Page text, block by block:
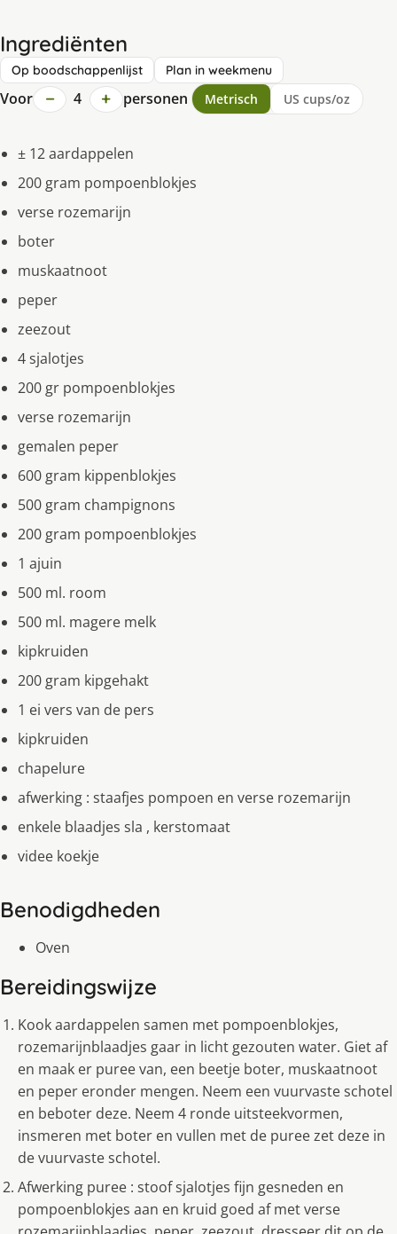
Ingrediënten
Op boodschappenlijst Plan in weekmenu
Voor − 4 + personen Metrisch US cups/oz
± 12 aardappelen
200 gram pompoenblokjes
verse rozemarijn
boter
muskaatnoot
peper
zeezout
4 sjalotjes
200 gr pompoenblokjes
verse rozemarijn
gemalen peper
600 gram kippenblokjes
500 gram champignons
200 gram pompoenblokjes
1 ajuin
500 ml. room
500 ml. magere melk
kipkruiden
200 gram kipgehakt
1 ei vers van de pers
kipkruiden
chapelure
afwerking : staafjes pompoen en verse rozemarijn
enkele blaadjes sla , kerstomaat
videe koekje
Benodigdheden
Oven
Bereidingswijze
Kook aardappelen samen met pompoenblokjes,
rozemarijnblaadjes gaar in licht gezouten water. Giet af
en maak er puree van, een beetje boter, muskaatnoot
en peper eronder mengen. Neem een vuurvaste schotel
en beboter deze. Neem 4 ronde uitsteekvormen,
insmeren met boter en vullen met de puree zet deze in
de vuurvaste schotel.
Afwerking puree : stoof sjalotjes fijn gesneden en
pompoenblokjes aan en kruid goed af met verse